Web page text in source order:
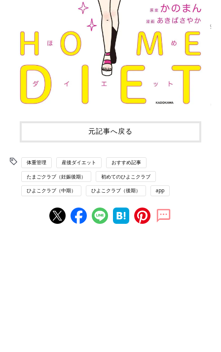
元記事へ戻る
体重管理 産後ダイエット おすすめ記事
たまごクラブ（妊娠後期） 初めてのひよこクラブ
ひよこクラブ（中期） ひよこクラブ（後期） app